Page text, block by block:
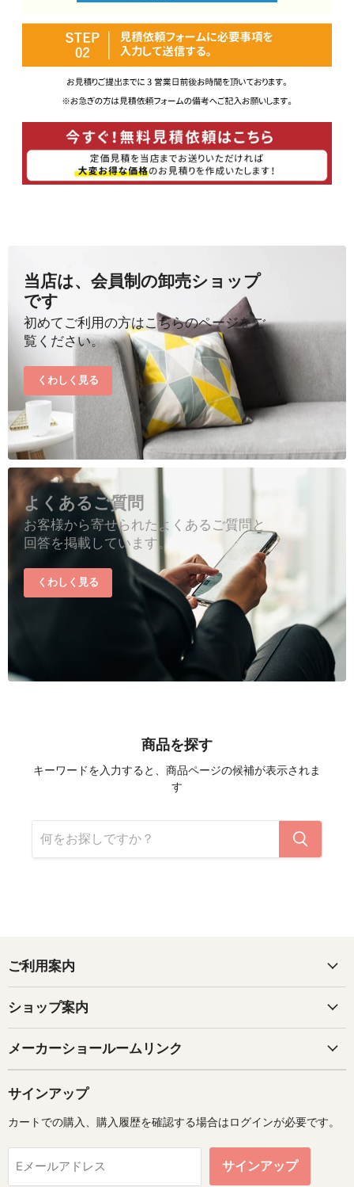
当店は、会員制の卸売ショップ
です
初めてご利用の方はこちらのページをご
覧ください。
くわしく見る
よくあるご質問
お客様から寄せられたよくあるご質問と
回答を掲載しています。
くわしく見る
商品を探す
キーワードを入力すると、商品ページの候補が表示されま
す
ご利用案内
ショップ案内
メーカーショールームリンク
サインアップ
カートでの購入、購入履歴を確認する場合はログインが必要です。
Eメールアドレス サインアップ